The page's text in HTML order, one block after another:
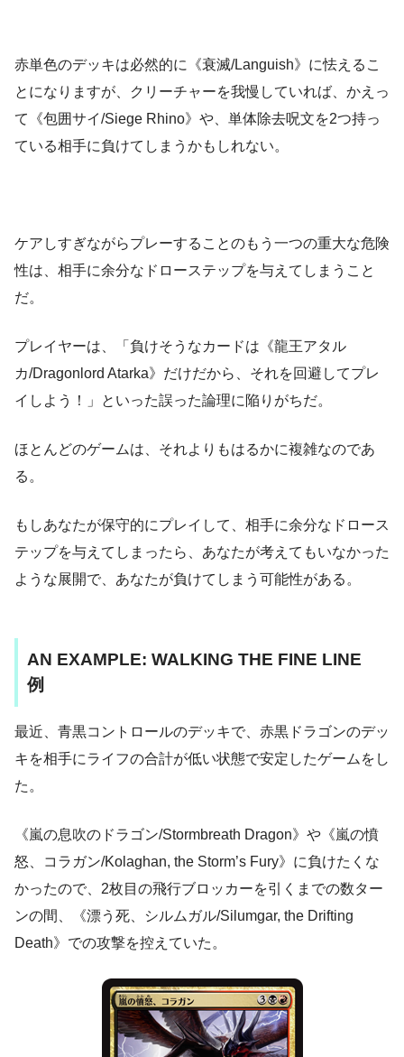
赤単色のデッキは必然的に《衰滅/Languish》に怯えるこ
とになりますが、クリーチャーを我慢していれば、かえっ
て《包囲サイ/Siege Rhino》や、単体除去呪文を2つ持っ
ている相手に負けてしまうかもしれない。
ケアしすぎながらプレーすることのもう一つの重大な危険
性は、相手に余分なドローステップを与えてしまうこと
だ。
プレイヤーは、「負けそうなカードは《龍王アタル
カ/Dragonlord Atarka》だけだから、それを回避してプレ
イしよう！」といった誤った論理に陥りがちだ。
ほとんどのゲームは、それよりもはるかに複雑なのであ
る。
もしあなたが保守的にプレイして、相手に余分なドロース
テップを与えてしまったら、あなたが考えてもいなかった
ような展開で、あなたが負けてしまう可能性がある。
AN EXAMPLE: WALKING THE FINE LINE
例
最近、青黒コントロールのデッキで、赤黒ドラゴンのデッ
キを相手にライフの合計が低い状態で安定したゲームをし
た。
《嵐の息吹のドラゴン/Stormbreath Dragon》や《嵐の憤
怒、コラガン/Kolaghan, the Storm’s Fury》に負けたくな
かったので、2枚目の飛行ブロッカーを引くまでの数ター
ンの間、《漂う死、シルムガル/Silumgar, the Drifting
Death》での攻撃を控えていた。